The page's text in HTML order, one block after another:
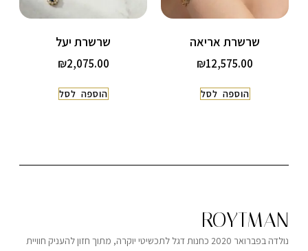
שרשרת אריאה
₪12,575.00
הוספה לסל
שרשרת יעל
₪2,075.00
הוספה לסל
ROYTMAN
נולדה בפברואר 2020 כחנות דגל לתכשיטי יוקרה, מתוך חזון להעניק חוויית